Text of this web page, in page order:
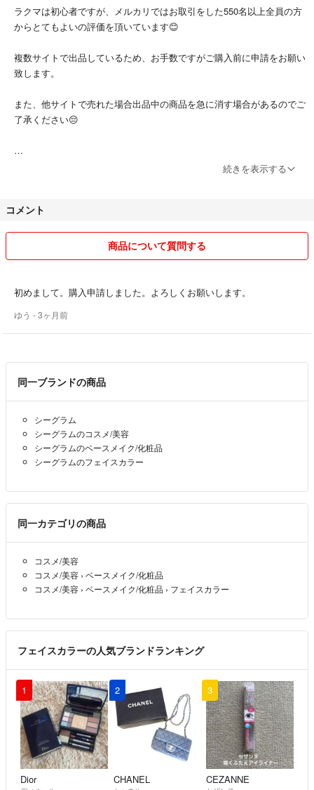
ラクマは初心者ですが、メルカリではお取引をした550名以上全員の方
からとてもよいの評価を頂いています😊
複数サイトで出品しているため、お手数ですがご購入前に申請をお願い
致します。
また、他サイトで売れた場合出品中の商品を急に消す場合があるのでご
了承ください😔
素人保管のため、神経質な方、完璧なものをお求めの方はご遠慮くださ
LUSHの懐かしアイテムがいっぱいあるので定期的に出品致します。
ルナソルやJILLSTUARTのコスメ、韓国コスメも少しずつ出品していき
スムーズなお取引を心がけますのでよろしくお願い致します🎀
続きを表示する
コメント
商品について質問する
初めまして。購入申請しました。よろしくお願いします。
ゆう - 3ヶ月前
同一ブランドの商品
シーグラム
シーグラムのコスメ/美容
シーグラムのベースメイク/化粧品
シーグラムのフェイスカラー
同一カテゴリの商品
コスメ/美容
コスメ/美容 › ベースメイク/化粧品
コスメ/美容 › ベースメイク/化粧品 › フェイスカラー
フェイスカラーの人気ブランドランキング
1
Dior
2
CHANEL
3
CEZANNE